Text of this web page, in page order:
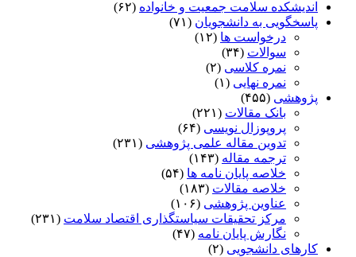
اندیشکده سلامت جمعیت و خانواده (۶۲)
پاسخگویی به دانشجویان (۷۱)
درخواست ها (۱۲)
سوالات (۳۴)
نمره کلاسی (۲)
نمره نهایی (۱)
پژوهشی (۴۵۵)
بانک مقالات (۲۲۱)
پروپوزال نویسی (۶۴)
تدوین مقاله علمی پژوهشی (۲۳۱)
ترجمه مقاله (۱۴۳)
خلاصه پایان نامه ها (۵۴)
خلاصه مقالات (۱۸۳)
عناوین پژوهشی (۱۰۶)
مرکز تحقیقات سیاستگذاری اقتصاد سلامت (۲۳۱)
نگارش پایان نامه (۴۷)
کارهای دانشجویی (۲)